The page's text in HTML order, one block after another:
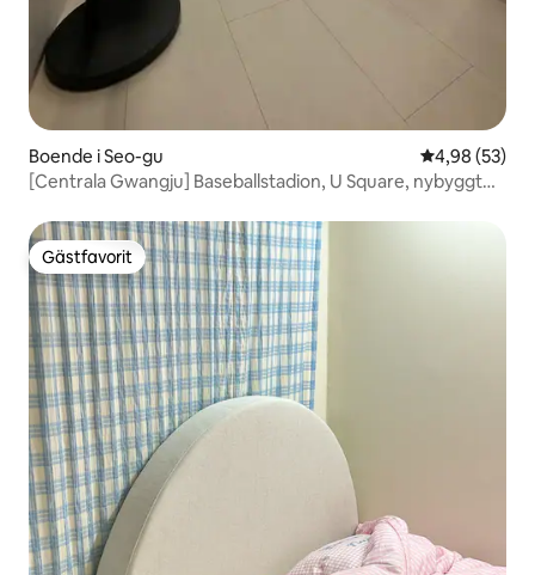
Boende i Seo-gu 4,98 av 5 i
4,98 (53)
[Centrala Gwangju] Baseballstadion, U Square, nybyggt
Gästfavorit
Gästfavorit